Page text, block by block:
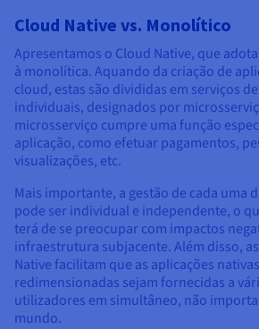
Cloud Native vs. Monolítico
Apresentamos o Cloud Native, que
à monolítica. Aquando da criação de
cloud, estas são divididas em serviços
individuais, designados por
microsserviço cumpre uma função
aplicação, como efetuar pagamentos,
visualizações, etc.
Mais importante, a gestão de cada uma
pode ser individual e independente, o
terá de se preocupar com impactos
infraestrutura subjacente. Além disso,
Native facilitam que as aplicações
redimensionadas sejam fornecidas a
utilizadores em simultâneo, não
mundo.